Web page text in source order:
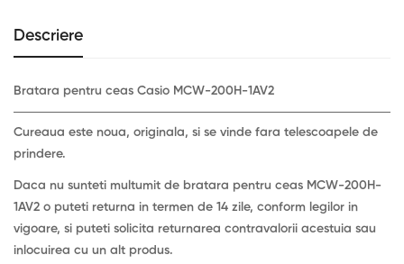
Descriere
Bratara pentru ceas Casio MCW-200H-1AV2
Cureaua este noua, originala, si se vinde fara telescoapele de
prindere.
Daca nu sunteti multumit de bratara pentru ceas MCW-200H-
1AV2 o puteti returna in termen de 14 zile, conform legilor in
vigoare, si puteti solicita returnarea contravalorii acestuia sau
inlocuirea cu un alt produs.